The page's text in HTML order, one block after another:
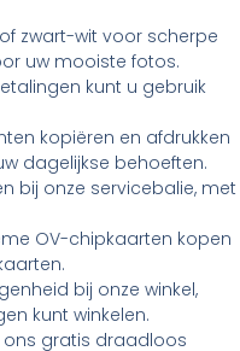
of zwart-wit voor scherpe
uw mooiste fotos.
kunt u gebruik
kopiëren en afdrukken
dagelijkse behoeften.
bij onze servicebalie, met
OV-chipkaarten kopen
bij onze winkel,
kunt winkelen.
ons gratis draadloos